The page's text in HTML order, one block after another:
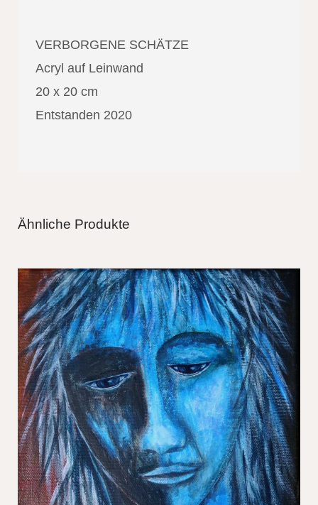
VERBORGENE SCHÄTZE
Acryl auf Leinwand
20 x 20 cm
Entstanden 2020
Ähnliche Produkte